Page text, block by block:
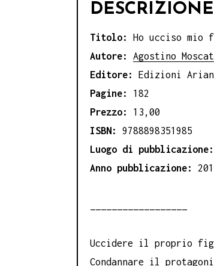
DESCRIZIONE
Titolo: Ho ucciso mio
Autore: Agostino
Editore: Edizioni
Pagine: 182
Prezzo: 13,00
ISBN: 9788898351985
Luogo di pubblicazione:
Anno pubblicazione:
Uccidere il proprio
Condannare il